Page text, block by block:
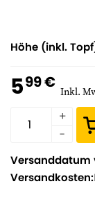
Höhe (inkl.
599 € Inkl.
Versanddatum
Versandkosten: